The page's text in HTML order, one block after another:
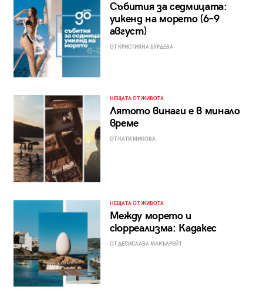
Събития за седмицата:
уикенд на морето (6–9
август)
ОТ КРИСТИЯНА БУРДЕВА
НЕЩАТА ОТ ЖИВОТА
Лятото винаги е в минало
време
ОТ КАТИ МИКОВА
НЕЩАТА ОТ ЖИВОТА
Между морето и
сюрреализма: Кадакес
ОТ ДЕСИСЛАВА МАКЪЛРЕЙТ